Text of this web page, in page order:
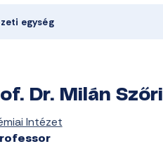
egység
Dr. Milán Szőri
Intézet